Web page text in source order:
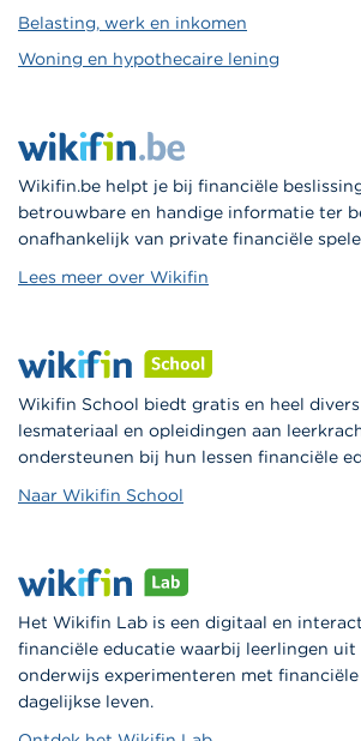
Belasting, werk en inkomen
Woning en hypothecaire lening
Wikifin.be helpt je bij financiële
betrouwbare en handige informatie ter
onafhankelijk van private financiële
Lees meer over Wikifin
Wikifin School biedt gratis en heel
lesmateriaal en opleidingen aan
ondersteunen bij hun lessen financiële
Naar Wikifin School
Het Wikifin Lab is een digitaal en
financiële educatie waarbij leerlingen
onderwijs experimenteren met
dagelijkse leven.